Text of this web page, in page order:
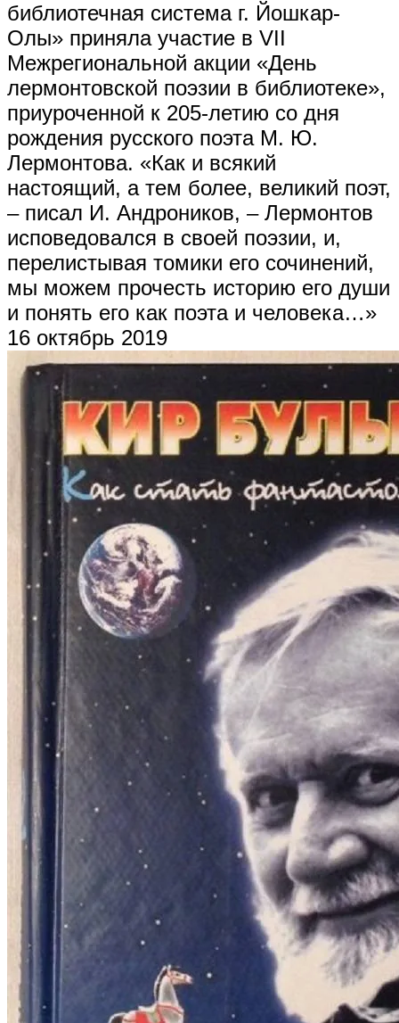
библиотечная система г. Йошкар-
Олы» приняла участие в VII
Межрегиональной акции «День
лермонтовской поэзии в библиотеке»,
приуроченной к 205-летию со дня
рождения русского поэта М. Ю.
Лермонтова. «Как и всякий
настоящий, а тем более, великий поэт,
– писал И. Андроников, – Лермонтов
исповедовался в своей поэзии, и,
перелистывая томики его сочинений,
мы можем прочесть историю его души
и понять его как поэта и человека…»
16 октябрь 2019